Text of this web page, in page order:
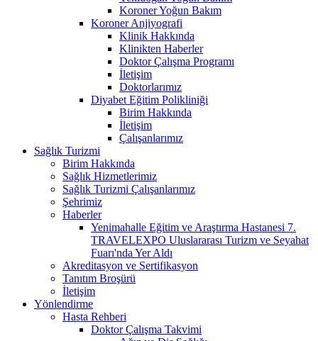
Koroner Yoğun Bakım
Koroner Anjiyografi
Klinik Hakkında
Klinikten Haberler
Doktor Çalışma Programı
İletişim
Doktorlarımız
Diyabet Eğitim Polikliniği
Birim Hakkında
İletişim
Çalışanlarımız
Sağlık Turizmi
Birim Hakkında
Sağlık Hizmetlerimiz
Sağlık Turizmi Çalışanlarımız
Şehrimiz
Haberler
Yenimahalle Eğitim ve Araştırma Hastanesi 7.
TRAVELEXPO Uluslararası Turizm ve Seyahat
Fuarı'nda Yer Aldı
Akreditasyon ve Sertifikasyon
Tanıtım Broşürü
İletişim
Yönlendirme
Hasta Rehberi
Doktor Çalışma Takvimi